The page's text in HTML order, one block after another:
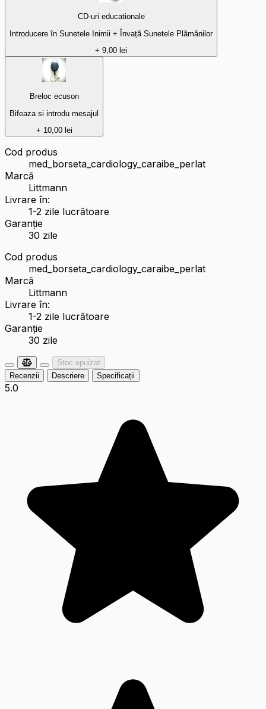
CD-uri educationale
Introducere în Sunetele Inimii + Învață Sunetele Plămânilor
+ 9,00 lei
Breloc ecuson
Bifeaza si introdu mesajul
+ 10,00 lei
Cod produs
med_borseta_cardiology_caraibe_perlat
Marcă
Littmann
Livrare în:
1-2 zile lucrătoare
Garanție
30 zile
Cod produs
med_borseta_cardiology_caraibe_perlat
Marcă
Littmann
Livrare în:
1-2 zile lucrătoare
Garanție
30 zile
Stoc epuizat
Recenzii
Descriere Specificații
5.0